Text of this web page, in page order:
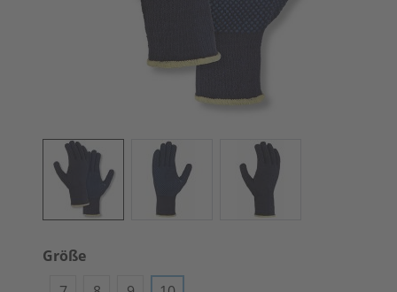
Größe